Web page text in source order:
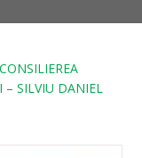
– SILVIU DANIEL